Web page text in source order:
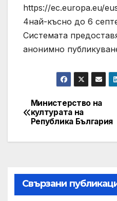
https://ec.europa.eu/
4най-късно до 6
Системата
анонимно
Post
navigation
Министерство на
културата на
Република България
Свързани